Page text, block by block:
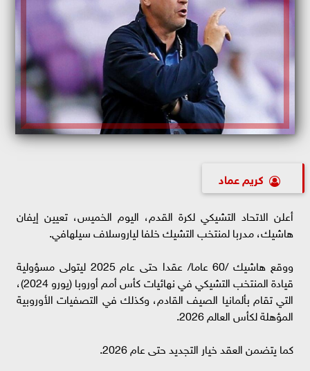
كريم عماد
أعلن الاتحاد التشيكي لكرة القدم، اليوم الخميس، تعيين إيفان
هاشيك، مدربا لمنتخب التشيك خلفا لياروسلاف سيلهافي.
ووقع هاشيك /60 عاما/ عقدا حتى عام 2025 ليتولى مسؤولية
قيادة المنتخب التشيكي في نهائيات كأس أمم أوروبا (يورو 2024)،
التي تقام بألمانيا الصيف القادم، وكذلك في التصفيات الأوروبية
المؤهلة لكأس العالم 2026.
كما يتضمن العقد خيار التجديد حتى عام 2026.